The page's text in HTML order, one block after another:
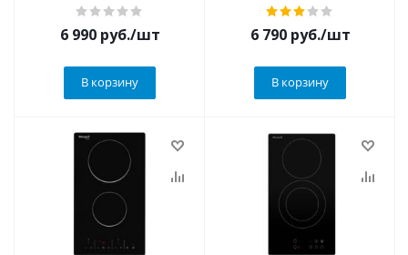
6 990руб./шт
В корзину
6 790руб./шт
В корзину